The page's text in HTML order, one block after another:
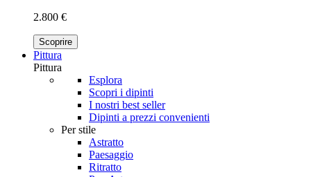
2.800 €
Scoprire
Pittura
Pittura
Esplora
Scopri i dipinti
I nostri best seller
Dipinti a prezzi convenienti
Per stile
Astratto
Paesaggio
Ritratto